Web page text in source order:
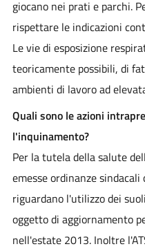
giocano nei prati e parchi.
rispettare le indicazioni
Le vie di esposizione
teoricamente possibili, di
ambienti di lavoro ad
Quali sono le azioni
l'inquinamento?
Per la tutela della salute
emesse ordinanze
riguardano l'utilizzo dei
oggetto di aggiornamento
nell'estate 2013. Inoltre